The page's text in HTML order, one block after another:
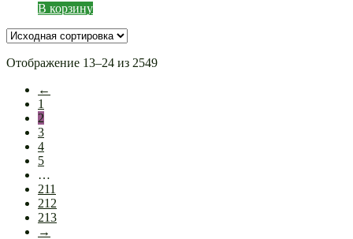
В корзину
Отображение 13–24 из 2549
←
1
2
3
4
5
…
211
212
213
→